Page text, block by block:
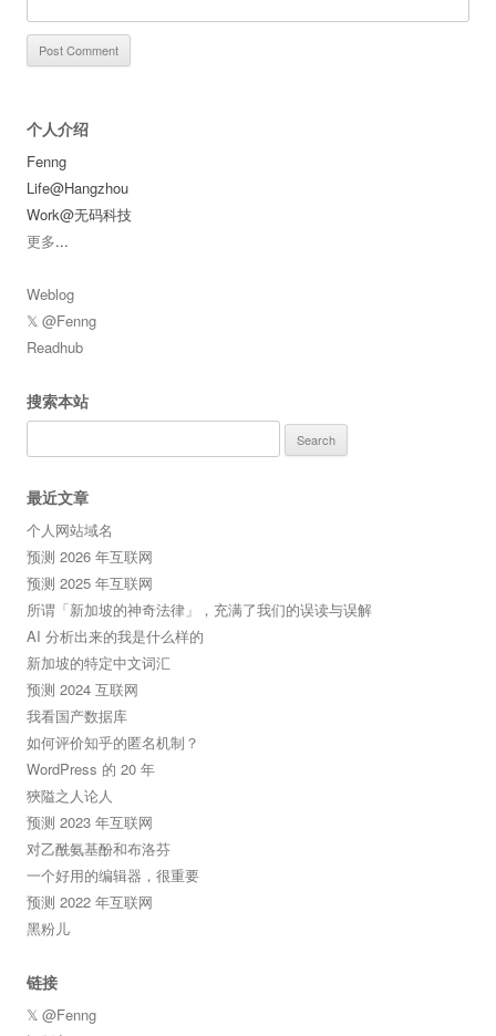
个人介绍
Fenng
Life@Hangzhou
Work@无码科技
更多...
Weblog
𝕏 @Fenng
Readhub
搜索本站
for:
最近文章
个人网站域名
预测 2026 年互联网
预测 2025 年互联网
所谓「新加坡的神奇法律」，充满了我们的误读与误解
AI 分析出来的我是什么样的
新加坡的特定中文词汇
预测 2024 互联网
我看国产数据库
如何评价知乎的匿名机制？
WordPress 的 20 年
狹隘之人论人
预测 2023 年互联网
对乙酰氨基酚和布洛芬
一个好用的编辑器，很重要
预测 2022 年互联网
黑粉儿
链接
𝕏 @Fenng